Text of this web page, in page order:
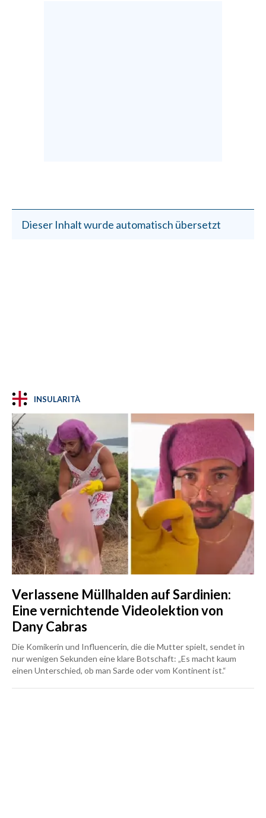
Dieser Inhalt wurde automatisch übersetzt
INSULARITÀ
Verlassene Müllhalden auf Sardinien:
Eine vernichtende Videolektion von
Dany Cabras
Die Komikerin und Influencerin, die die Mutter spielt, sendet in
nur wenigen Sekunden eine klare Botschaft: „Es macht kaum
einen Unterschied, ob man Sarde oder vom Kontinent ist.“